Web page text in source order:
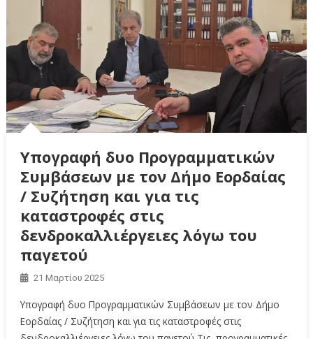
Υπογραφή δυο Προγραμματικών
Συμβάσεων με τον Δήμο Εορδαίας
/ Συζήτηση και για τις
καταστροφές στις
δενδροκαλλιέργειες λόγω του
παγετού
21 Μαρτίου 2025
Υπογραφή δυο Προγραμματικών Συμβάσεων με τον Δήμο
Εορδαίας / Συζήτηση και για τις καταστροφές στις